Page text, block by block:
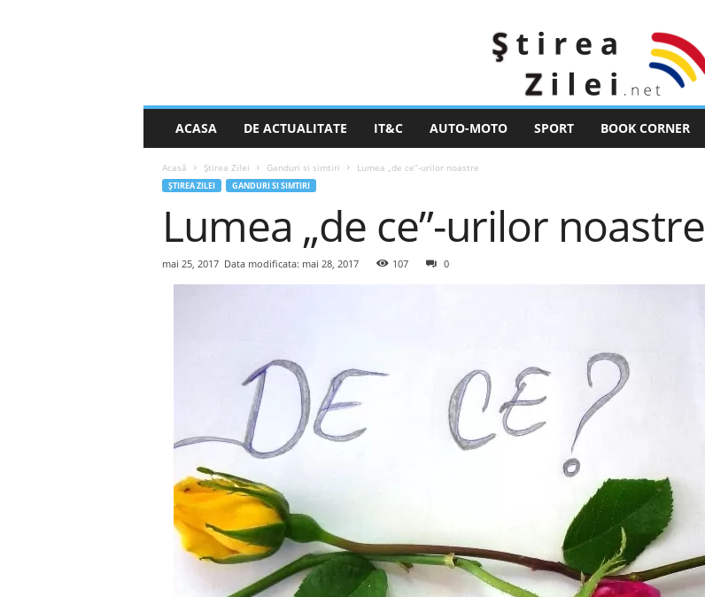
i
ACASA DE ACTUALITATE IT&C AUTO-MOTO SPORT BOOK CORNER
Acasă Știrea Zilei Ganduri si simtiri Lumea „de ce”-urilor noastre
ȘTIREA ZILEI GANDURI SI SIMTIRI
Lumea „de ce”-urilor noastre
mai 25, 2017 Data modificata: mai 28, 2017 107 0